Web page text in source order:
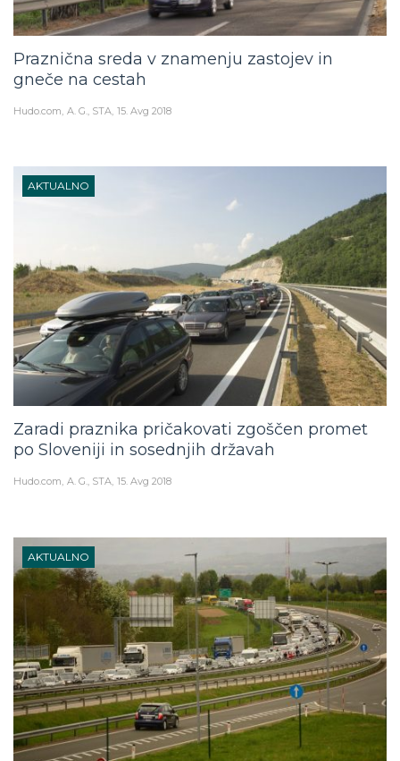
Praznična sreda v znamenju zastojev in
gneče na cestah
Hudo.com A. G., STA 15. Avg 2018
AKTUALNO
Zaradi praznika pričakovati zgoščen promet
po Sloveniji in sosednjih državah
Hudo.com A. G., STA 15. Avg 2018
AKTUALNO